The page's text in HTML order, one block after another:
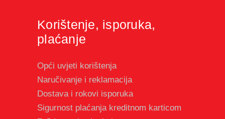
Korištenje, isporuka,
plaćanje
Opći uvjeti korištenja
Naručivanje i reklamacija
Dostava i rokovi isporuka
Sigurnost plaćanja kreditnom karticom